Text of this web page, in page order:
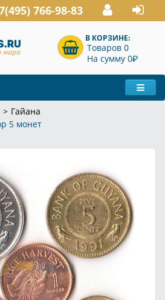
766-98-83
В КОРЗИНЕ:
Товаров 0
На сумму 0P
Гайана
5 монет